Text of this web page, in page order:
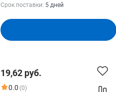
Срок поставки: 5 дней
19,62 руб.
0.0 (0)